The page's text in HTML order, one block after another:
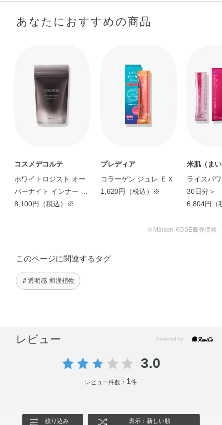
あなたにおすすめの商品
コスメデコルテ
ホワイトロジスト オー
バーナイト インナー プ
ラス
8,100円（税込）※
プレディア
コラーゲン ジュレ ＥＸ
1,620円（税込）※
米肌（ま
ライスパ
30日分＞
6,804円（
※Maison KOSÉ販売価格
このページに関連するタグ
＃透明感 和漢植物
レビュー
3.0
レビュー件数： 1件
絞り込み 表示：新しい順